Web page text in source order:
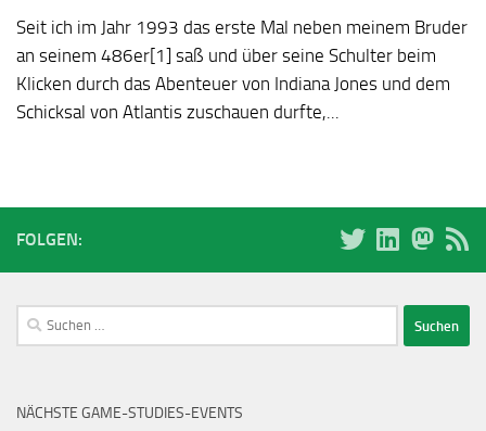
Seit ich im Jahr 1993 das erste Mal neben meinem Bruder
an seinem 486er[1] saß und über seine Schulter beim
Klicken durch das Abenteuer von Indiana Jones und dem
Schicksal von Atlantis zuschauen durfte,...
FOLGEN:
Suchen
nach:
NÄCHSTE GAME-STUDIES-EVENTS